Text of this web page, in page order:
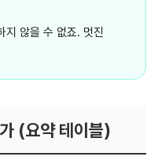
지 않을 수 없죠. 멋진
(요약 테이블)